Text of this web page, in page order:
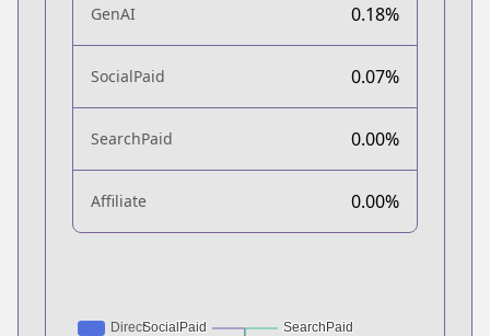
GenAI 0.18%
SocialPaid 0.07%
SearchPaid 0.00%
Affiliate 0.00%